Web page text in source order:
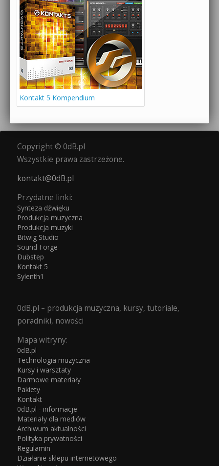
Kontakt 5 Kompendium
Copyright © 0dB.pl
Wszystkie prawa zastrzeżone.
kontakt@0dB.pl
Przydatne linki:
Synteza dźwięku
Produkcja muzyczna
Produkcja muzyki
Bitwig Studio
Sound Forge
Dubstep
Kontakt 5
Sylenth1
0dB.pl – produkcja muzyczna, kursy, tutoriale,
poradniki, nowości
Mapa witryny:
0dB.pl
Technologia muzyczna
Kursy i warsztaty
Darmowe materiały
Pakiety
Kontakt
0dB.pl - informacje
Materiały dla mediów
Archiwum aktualności
Polityka prywatności
Regulamin
Działanie sklepu internetowego